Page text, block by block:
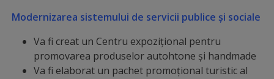
de
contact
administrator
Modernizarea sistemului de servicii publice și sociale
Va fi creat un Centru expozițional pentru
promovarea produselor autohtone și handmade
Va fi elaborat un pachet promoțional turistic al